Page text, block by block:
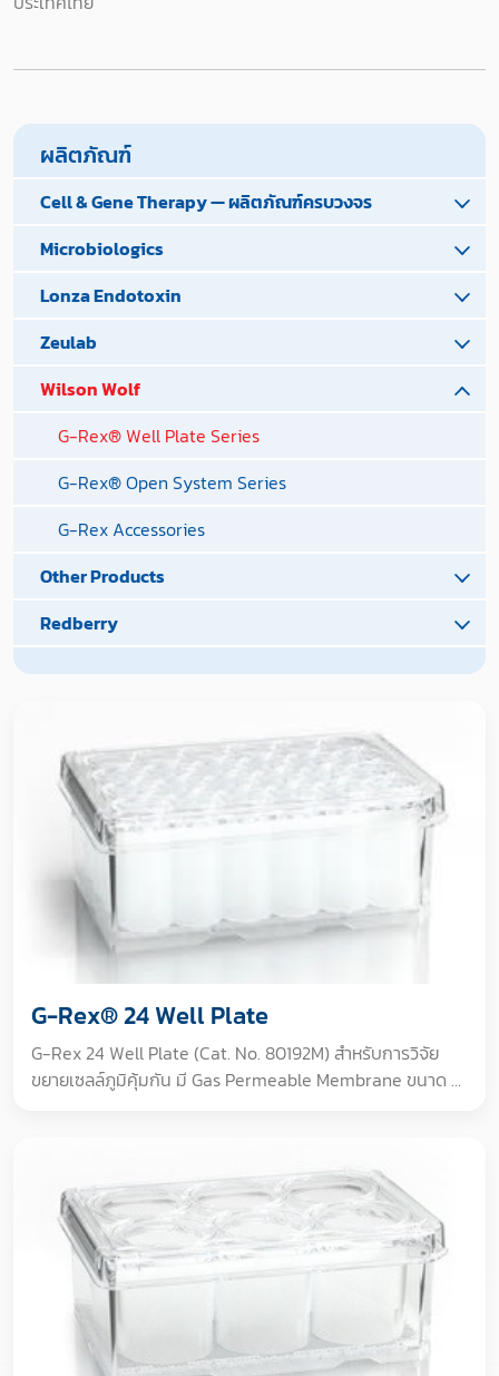
ผลิตภัณฑ์
Cell & Gene Therapy — ผลิตภัณฑ์ครบวงจร
Microbiologics
Lonza Endotoxin
Zeulab
Wilson Wolf
G-Rex® Well Plate Series
G-Rex® Open System Series
G-Rex Accessories
Other Products
Redberry
G-Rex® 24 Well Plate
G-Rex 24 Well Plate (Cat. No. 80192M) สำหรับการวิจัย
ขยายเซลล์ภูมิคุ้มกัน มี Gas Permeable Membrane ขนาด 2